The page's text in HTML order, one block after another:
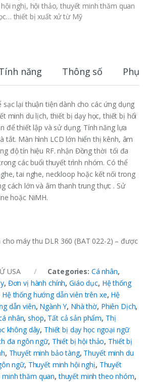
nghị, hội thảo, thuyết minh thăm quan
thiết bị xuất xử từ Mỹ
năng Thông số Phụ
sạc lại thuận tiện dành cho các ứng dụng
minh du lịch, thiết bị dạy học, thiết bị hổi
để thiết lập và sử dụng. Tính năng lựa
tắt. Màn hình LCD lớn hiển thị kênh, âm
độ tín hiệu RF. nhận Đồng thời tối đa
các buổi thuyết trình nhóm. Có thể
tai nghe, neckloop hoặc kết nối trong
cách lớn và âm thanh trung thực . Sử
hoặc NiMH.
cho máy thu DLR 360 (BAT 022-2) – được
USA Categories: Cá nhân,
, Đơn vị hành chính,Giáo dục, Hệ thống
Hệ thống hướng dẫn viên trên xe, Hệ
dẫn viên, Ngành Y, Nhà thờ, Phiên Dịch,
nhân,shop, Tất cả sản phẩm, Thị
không dây, Thiết bị dạy học ngoại ngữ
đa ngôn ngữ, Thiết bị hội thảo, Thiết bị
, Thuyết minh bảo tàng, Thuyết minh du
ngữ, Thuyết minh hội nghị, Thuyết
minh thăm quan,thuyết minh theo nhóm,